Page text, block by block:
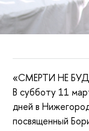
«СМЕРТИ НЕ
В субботу 11
дней в
посвященный